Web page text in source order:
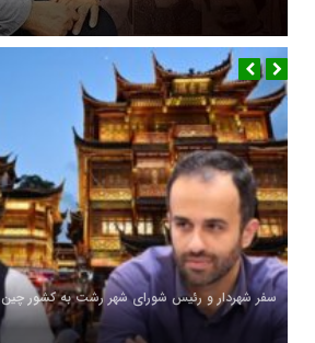
سفر شهردار و رئیس شورای شهر رشت به کشور چین